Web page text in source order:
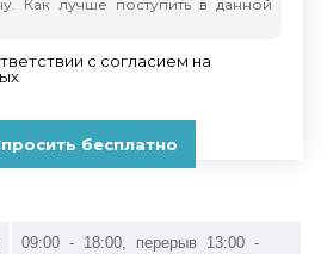
09:00 - 18:00, перерыв 13:00 -